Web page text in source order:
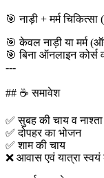
🎯 नाड़ी + मर्म
🎯 केवल नाड़ी या मर्म
🎯 बिना ऑनलाइन कोर्स
---
## ☕ समावेश
✅ सुबह की चाय व नाश्ता
✅ दोपहर का भोजन
✅ शाम की चाय
❌ आवास एवं यात्रा स्वयं